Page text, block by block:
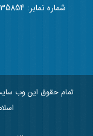
شماره نمابر: 02188935854
تمام حقوق این وب